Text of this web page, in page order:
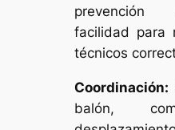
facilidad para
técnicos
Coordinación:
balón,